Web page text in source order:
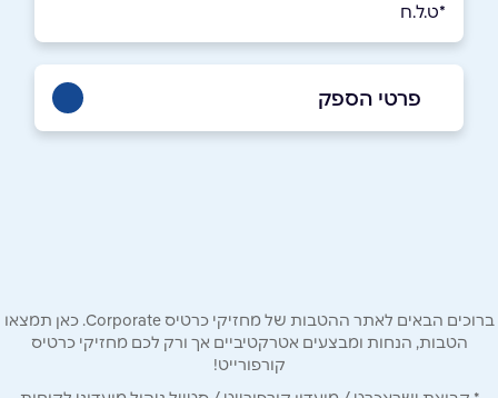
*ט.ל.ח
פרטי הספק
שם מלא*
ברוכים הבאים לאתר ההטבות של מחזיקי כרטיס Corporate. כאן תמצאו
הטבות, הנחות ומבצעים אטרקטיביים אך ורק לכם מחזיקי כרטיס
קורפורייט!